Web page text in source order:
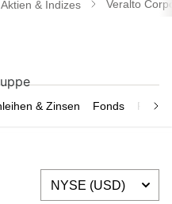
Aktien & Indizes Veralto
& Zinsen Fonds